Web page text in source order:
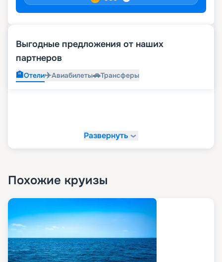
Выгодные предложения от наших
партнеров
🏨Отели✈️Авиабилеты🚗Трансферы
Развернуть
Похожие круизы